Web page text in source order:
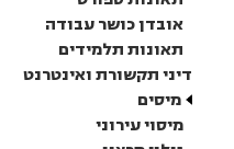
אובדן כושר עבודה
תאונות תלמידים
דיני תקשורת ואינטרנט
מיסים
מיסוי עירוני